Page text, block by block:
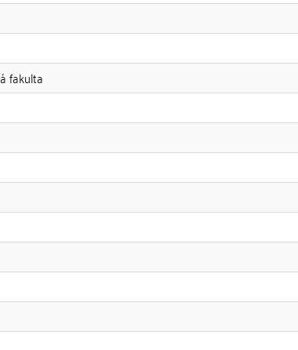
fakulta